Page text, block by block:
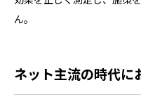
ん。
ネット主流の時代に